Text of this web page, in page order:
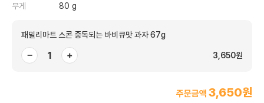
무게
80 g
패밀리마트 스콘 중독되는 바비큐맛 과자 67g
− + 3,650원
주문금액 3,650원